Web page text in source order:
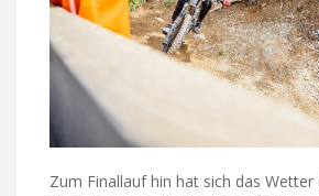
Zum Finallauf hin hat sich das Wetter